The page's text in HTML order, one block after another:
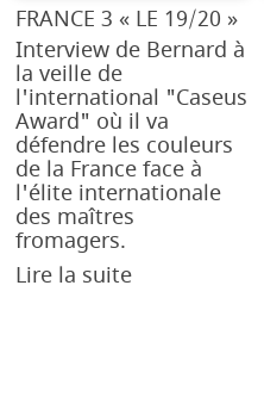
FRANCE 3 « LE 19/20 »
Interview de Bernard à
la veille de
l'international "Caseus
Award" où il va
défendre les couleurs
de la France face à
l'élite internationale
des maîtres
fromagers.
Lire la suite